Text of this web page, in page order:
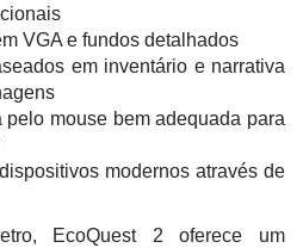
VGA e fundos detalhados
em inventário e narrativa
pelo mouse bem adequada para
modernos através de
EcoQuest 2 oferece um